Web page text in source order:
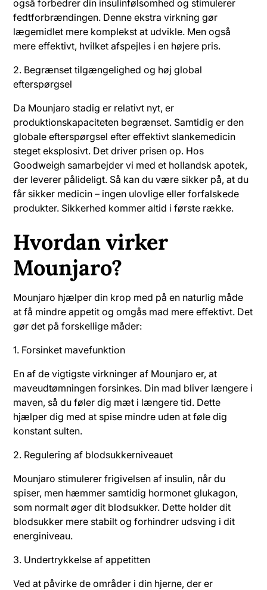
også forbedrer din insulinfølsomhed og stimulerer
fedtforbrændingen. Denne ekstra virkning gør
lægemidlet mere komplekst at udvikle. Men også
mere effektivt, hvilket afspejles i en højere pris.
2. Begrænset tilgængelighed og høj global
efterspørgsel
Da Mounjaro stadig er relativt nyt, er
produktionskapaciteten begrænset. Samtidig er den
globale efterspørgsel efter effektivt slankemedicin
steget eksplosivt. Det driver prisen op. Hos
Goodweigh samarbejder vi med et hollandsk apotek,
der leverer pålideligt. Så kan du være sikker på, at du
får sikker medicin – ingen ulovlige eller forfalskede
produkter. Sikkerhed kommer altid i første række.
Hvordan virker
Mounjaro?
Mounjaro hjælper din krop med på en naturlig måde
at få mindre appetit og omgås mad mere effektivt. Det
gør det på forskellige måder:
1. Forsinket mavefunktion
En af de vigtigste virkninger af Mounjaro er, at
maveudtømningen forsinkes. Din mad bliver længere i
maven, så du føler dig mæt i længere tid. Dette
hjælper dig med at spise mindre uden at føle dig
konstant sulten.
2. Regulering af blodsukkerniveauet
Mounjaro stimulerer frigivelsen af insulin, når du
spiser, men hæmmer samtidig hormonet glukagon,
som normalt øger dit blodsukker. Dette holder dit
blodsukker mere stabilt og forhindrer udsving i dit
energiniveau.
3. Undertrykkelse af appetitten
Ved at påvirke de områder i din hjerne, der er